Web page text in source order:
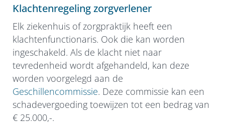
Klachtenregeling zorgverlener
Elk ziekenhuis of zorgpraktijk heeft een
klachtenfunctionaris. Ook die kan worden
ingeschakeld. Als de klacht niet naar
tevredenheid wordt afgehandeld, kan deze
worden voorgelegd aan de
Geschillencommissie. Deze commissie kan een
schadevergoeding toewijzen tot een bedrag van
€ 25.000,-.